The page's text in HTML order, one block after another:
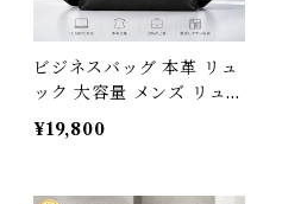
ビジネスバッグ 本革 リュ
ック 大容量 メンズ リュッ
クサック ビジネスリュッ
ク バックパック レザー 牛
インチ PC対応 通勤 通学
¥19,800